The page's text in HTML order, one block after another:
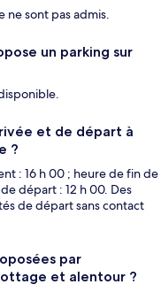
ne sont pas admis.
un parking sur
et de départ à
?
: 16 h 00 ; heure de fin de
départ : 12 h 00. Des
de départ sans contact
par
et alentour ?